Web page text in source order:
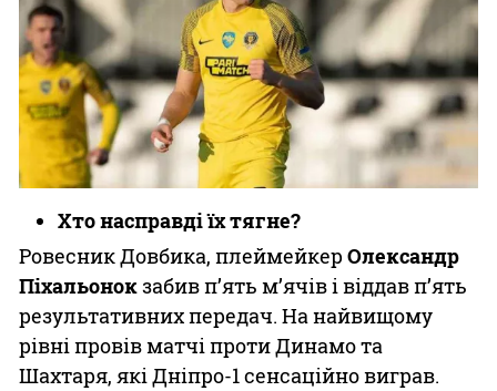
Хто насправді їх тягне?
Ровесник Довбика, плеймейкер Олександр
Піхальонокзабив п’ять м’ячів і віддав п’ять
результативних передач. На найвищому
рівні провів матчі проти Динамо та
Шахтаря, які Дніпро-1 сенсаційно виграв.